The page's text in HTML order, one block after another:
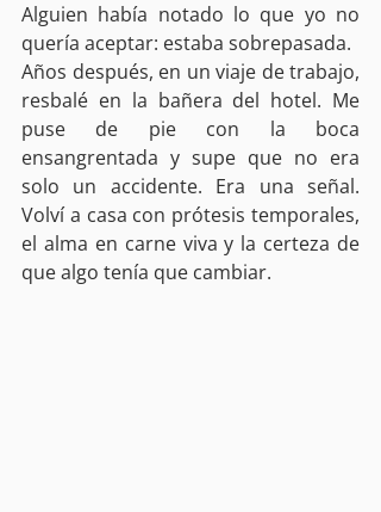
Alguien había notado lo que yo no
quería aceptar: estaba sobrepasada.
Años después, en un viaje de trabajo,
resbalé en la bañera del hotel. Me
puse de pie con la boca
ensangrentada y supe que no era
solo un accidente. Era una señal.
Volví a casa con prótesis temporales,
el alma en carne viva y la certeza de
que algo tenía que cambiar.